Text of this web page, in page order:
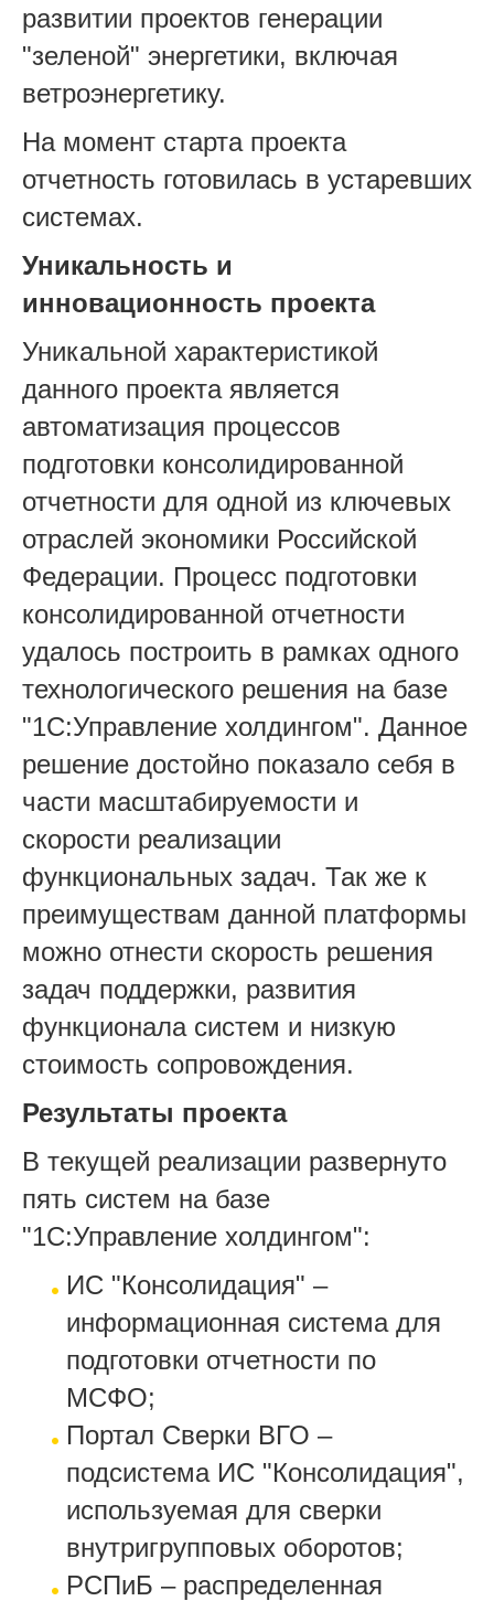
развитии проектов генерации
"зеленой" энергетики, включая
ветроэнергетику.
На момент старта проекта
отчетность готовилась в устаревших
системах.
Уникальность и
инновационность проекта
Уникальной характеристикой
данного проекта является
автоматизация процессов
подготовки консолидированной
отчетности для одной из ключевых
отраслей экономики Российской
Федерации. Процесс подготовки
консолидированной отчетности
удалось построить в рамках одного
технологического решения на базе
"1С:Управление холдингом". Данное
решение достойно показало себя в
части масштабируемости и
скорости реализации
функциональных задач. Так же к
преимуществам данной платформы
можно отнести скорость решения
задач поддержки, развития
функционала систем и низкую
стоимость сопровождения.
Результаты проекта
В текущей реализации развернуто
пять сиcтем на базе
"1C:Управление холдингом":
ИС "Консолидация" –
информационная система для
подготовки отчетности по
МСФО;
Портал Сверки ВГО –
подсистема ИС "Консолидация",
используемая для сверки
внутригрупповых оборотов;
РСПиБ – распределенная